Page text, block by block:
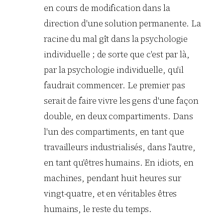
en cours de modification dans la
direction d'une solution permanente. La
racine du mal gît dans la psychologie
individuelle ; de sorte que c'est par là,
par la psychologie individuelle, qu'il
faudrait commencer. Le premier pas
serait de faire vivre les gens d'une façon
double, en deux compartiments. Dans
l'un des compartiments, en tant que
travailleurs industrialisés, dans l'autre,
en tant qu'êtres humains. En idiots, en
machines, pendant huit heures sur
vingt-quatre, et en véritables êtres
humains, le reste du temps.